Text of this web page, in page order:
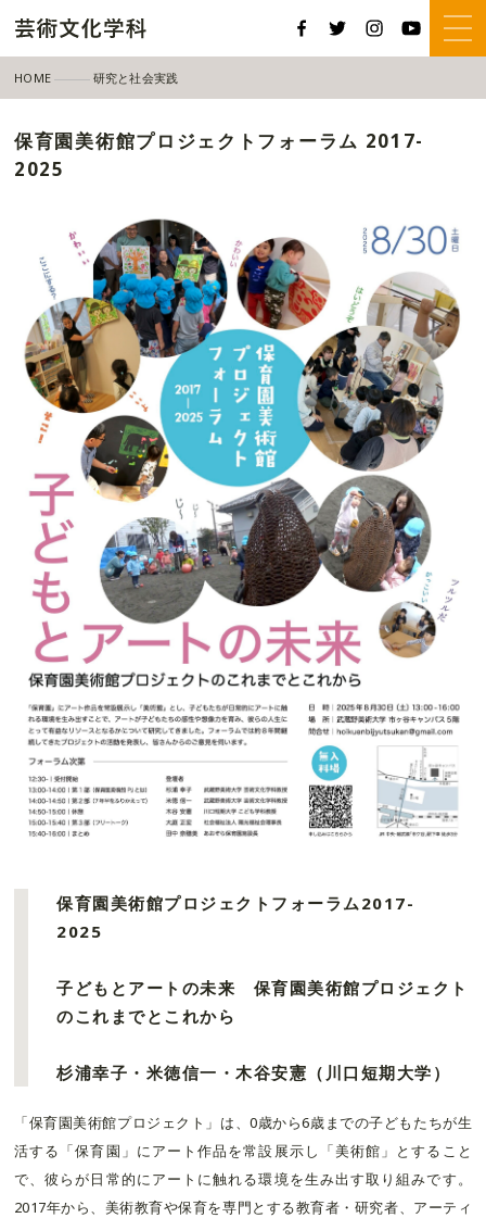
HOME 研究と社会実践
保育園美術館プロジェクトフォーラム 2017-
2025
保育園美術館プロジェクトフォーラム2017-
2025
子どもとアートの未来 保育園美術館プロジェクト
のこれまでとこれから
杉浦幸子・米徳信一・木谷安憲（川口短期大学）
「保育園美術館プロジェクト」は、0歳から6歳までの子どもたちが生
活する「保育園」にアート作品を常設展示し「美術館」とすること
で、彼らが日常的にアートに触れる環境を生み出す取り組みです。
2017年から、美術教育や保育を専門とする教育者・研究者、アーティ